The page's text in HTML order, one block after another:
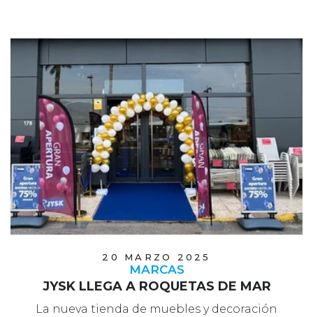
20 MARZO 2025
MARCAS
JYSK LLEGA A ROQUETAS DE MAR
La nueva tienda de muebles y decoración